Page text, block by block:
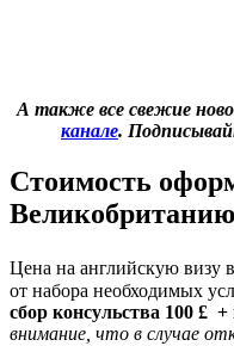
А также все свежие
канале.
Стоимость
Великобританию
Цена на английскую визу
от набора необходимых
сбор консульства 100 £
внимание, что в случае